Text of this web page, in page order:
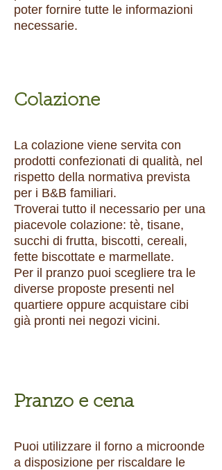
poter fornire tutte le informazioni
necessarie.
Colazione
La colazione viene servita con
prodotti confezionati di qualità, nel
rispetto della normativa prevista
per i B&B familiari.
Troverai tutto il necessario per una
piacevole colazione: tè, tisane,
succhi di frutta, biscotti, cereali,
fette biscottate e marmellate.
Per il pranzo puoi scegliere tra le
diverse proposte presenti nel
quartiere oppure acquistare cibi
già pronti nei negozi vicini.
Pranzo e cena
Puoi utilizzare il forno a microonde
a disposizione per riscaldare le